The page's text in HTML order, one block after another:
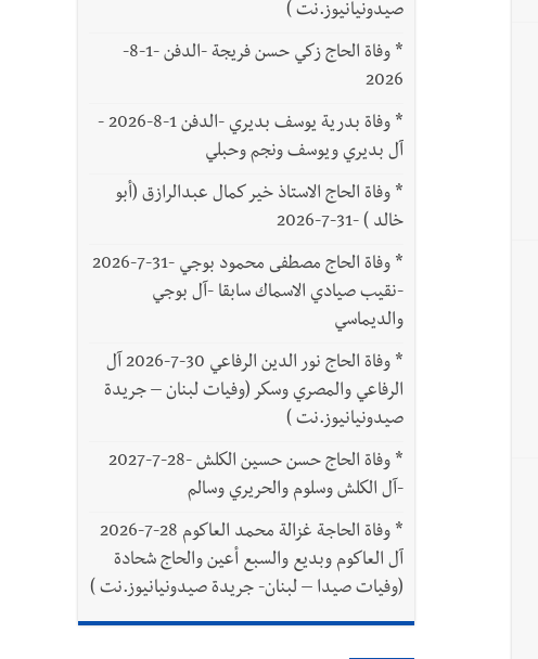
صيدونيانيوز.نت )
*
وفاة الحاج زكي حسن فريجة -الدفن -1-8-
2026
*
وفاة بدرية يوسف بديري -الدفن 1-8-2026 -
آل بديري ويوسف ونجم وحبلي
* وفاة الحاج الاستاذ خير كمال عبدالرازق (أبو
خالد ) -31-7-2026
*
وفاة الحاج مصطفى محمود بوجي -31-7-2026
-نقيب صيادي الاسماك سابقا -آل بوجي
والديماسي
*
وفاة الحاج نور الدين الرفاعي 30-7-2026 آل
الرفاعي والمصري وسكر (وفيات لبنان – جريدة
صيدونيانيوز.نت )
*
وفاة الحاج حسن حسين الكلش -28-7-2027
-آل الكلش وسلوم والحريري وسالم
*
وفاة الحاجة غزالة محمد العاكوم 28-7-2026
آل العاكوم وبديع والسبع أعين والحاج شحادة
(وفيات صيدا – لبنان- جريدة صيدونيانيوز.نت )